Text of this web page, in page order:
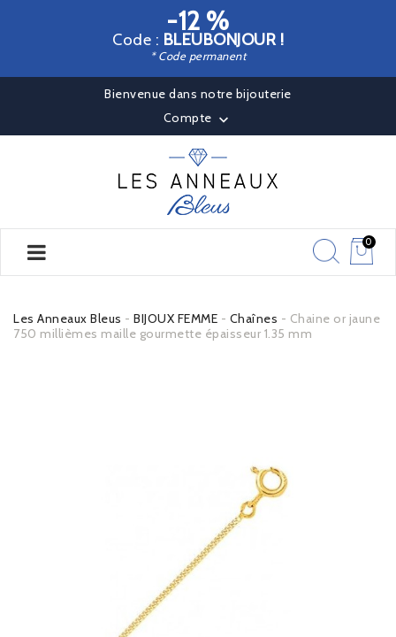
-12 %
Code : BLEUBONJOUR !
* Code permanent
Bienvenue dans notre bijouterie
Compte 
0
Les Anneaux Bleus BIJOUX FEMME Chaînes
Chaine or jaune
750 millièmes maille gourmette épaisseur 1.35 mm